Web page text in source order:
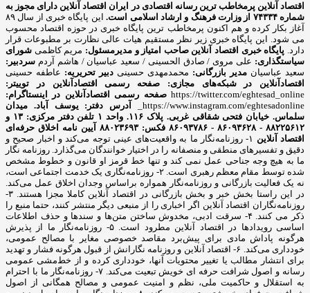
اقتصاد آنلاین پرمخاطب ترین رسانه اقتصادی در ایران اقتصاد آنلاین دارای مجوز به
شماره ۷۴۳۳۴ از وزارت فرهنگ و ارشاد اسلامی است.
این پایگاه خبری از سال ۸۹
آغاز بکار کرده و هم اکنون پرمخاطب ترین پایگاه خبری در حوزه اقتصاد محسوب
می شود. این پایگاه خبری زیر نظر مستقیم هیات عالی نظارت بر مطبوعات قرار
دارد. پایگاه خبری اقتصاد آنلاین صاحب امتیاز و مدیرمسئول: مریم کاظمی شورای
سیاستگذاری: علی مروی / صادق الحسینی / سعید عباسیان / هاشم آردم سردبیر:
سعید عباسیان مدیر بازرگانی: محمدمهدی حسینی دبیر تحریریه: عاطفه حسینی
اقتصادآنلاین در شبکه‌های مجازی:
صفحه رسمی اقتصادآنلاین در توییتر:
https://twitter.com/eghtesad_online صفحه رسمی اقتصادآنلاین در اینستاگرام:
https://www.instagram.com/eghtesadonline_
آدرس دفتر: یوسف آباد. میدان
سلماس. خیابان فتحی شقاقی غربی. پلاک ۱۱۶. واحد ۱
تلفن دفتر مرکزی: ۱۳ و
۸۸۲۲۵۶۱۲ - ۸۶۰۹۳۶۲۸ - ۸۶۰۹۳۷۸۶ فکس: ۸۸۰۲۳۶۹۳
آیین نامه اخلاق حرفه‌ای
اقتصاد آنلاین
۱- روزنامه‌نگار ما به واقعیت‌های عینی توجه می‌کند و اخبار صحیح و
دقیق و تفسیرهای منطقی و منصفانه را در اختیار خوانندگان می‌گذارد. روزنامه نگار
ما به هیچ وجه جناحی عمل نمی کند و تنها خط قرمز او قانون و خطوط مشخص
شده توسط مقام معظم رهبری است. ۲- روزنامه‌نگاری یک خدمت اجتماعی است،
نه یک فعالیت بازرگانی و روزنامه‌نگار همواره براساس وجدان اخلاق عمل می‌کند.
در این راستا بخش خبر و بخش بازرگانی در اقتصاد آنلاین کاملا مجزا هستند. ۳-
روزنامه‌نگاران اقتصاد آنلاین اگر اخباری را از منبعی دیگر منتشر کنند، حتما منبع را
ذکر می کنند. ۴- سرقت ادبی، مخدوش ساختن متن‌ها و سندها و حذف اطلاعات
اساسی رویدادها در اقتصاد آنلاین مطرود است. ۵- روزنامه‌نگار ما از پذیرش
هرگونه پاداش مادی برای پیش‌برد مقاصد خصوصی مغایر با مصالح عمومی،
خودداری می‌کند. ۶- اقتصاد آنلاین و روزنامه نگارانش از قبول هرگونه فشار و تهدید
برای انتشار مطالب یا تغییر محتویات آنها، خودداری کرده و از خط‌مشی عمومی
رسانه و اصول شرافت حرفه ای خویش تبعیت می‌کند. ۷- روزنامه‌نگار ما با احترام
به استقلال و حاکمیت ملی، نظم و امنیت عمومی و مصالح همگانی از اصول